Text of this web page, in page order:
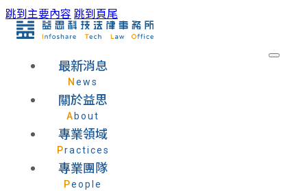
跳到主要內容 跳到頁尾
最新消息
News
關於益思
About
專業領域
Practices
專業團隊
People